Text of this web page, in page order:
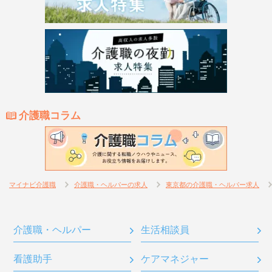
介護職コラム
マイナビ介護職 介護職・ヘルパーの求人 東京都の介護職・ヘルパー求人
介護職・ヘルパー 生活相談員
看護助手 ケアマネジャー